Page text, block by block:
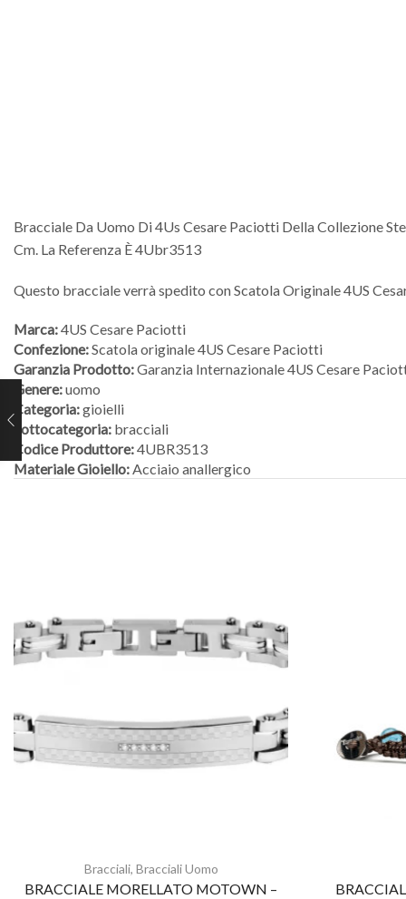
Bracciale Da Uomo Di 4Us Cesare Paciotti Della Collezione
Cm. La Referenza È 4Ubr3513
Questo bracciale verrà spedito con Scatola Originale 4US
Marca:4US Cesare Paciotti
Confezione:Scatola originale 4US Cesare Paciotti
Garanzia Prodotto:Garanzia Internazionale 4US Cesare
Genere:uomo
Categoria:gioielli
Sottocategoria: bracciali
Codice Produttore:4UBR3513
Materiale Gioiello:Acciaio anallergico
Bracciali, Bracciali Uomo
BRACCIALE MORELLATO MOTOWN –